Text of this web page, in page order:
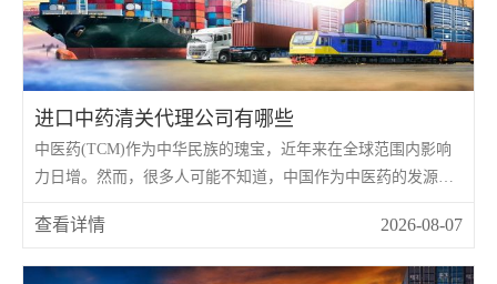
进口中药清关代理公司有哪些
中医药(TCM)作为中华民族的瑰宝，近年来在全球范围内影响
力日增。然而，很多人可能不知道，中国作为中医药的发源
乳香、没药等)以及植物提取物，用于制药、保健食品或中医临
查看详情 2026-08-07